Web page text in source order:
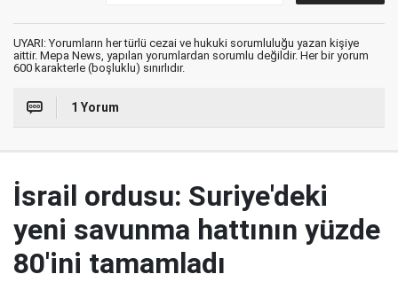
UYARI: Yorumların her türlü cezai ve hukuki sorumluluğu yazan kişiye
aittir. Mepa News, yapılan yorumlardan sorumlu değildir. Her bir yorum
600 karakterle (boşluklu) sınırlıdır.
1 Yorum
İsrail ordusu: Suriye'deki
yeni savunma hattının yüzde
80'ini tamamladı